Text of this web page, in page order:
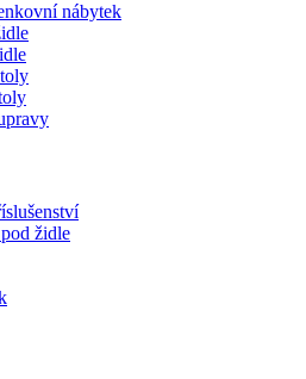
nábytek
židle